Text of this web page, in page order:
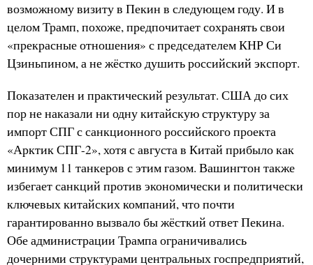
возможному визиту в Пекин в следующем году. И в
целом Трамп, похоже, предпочитает сохранять свои
«прекрасные отношения» с председателем КНР Си
Цзиньпином, а не жёстко душить российский экспорт.
Показателен и практический результат. США до сих
пор не наказали ни одну китайскую структуру за
импорт СПГ с санкционного российского проекта
«Арктик СПГ-2», хотя с августа в Китай прибыло как
минимум 11 танкеров с этим газом. Вашингтон также
избегает санкций против экономически и политически
ключевых китайских компаний, что почти
гарантированно вызвало бы жёсткий ответ Пекина.
Обе администрации Трампа ограничивались
дочерними структурами центральных госпредприятий,